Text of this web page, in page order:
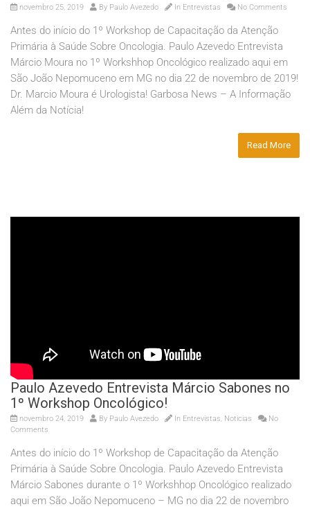
novembro 25, 2019 By Paulo Avezedo In Entrevistas No Comments
Antes do início do 1º Workshop de Capacitação da Atenção
Primária à Saúde Sobre Oncologia. Paulo Azevedo Entrevista
Márcio Moura no 1º Workshhop Oncológico realizado aqui em
São João Nepomuceno em MG no dia 22 de novembro de 2019!
Dr. Marcio Moura é Urologista! Garbosa News – A Informação
Além da Notícia!
Read More
Paulo Azevedo Entrevista Márcio Sabones no
1º Workshop Oncológico!
novembro 24, 2019 By Paulo Avezedo In Entrevistas Noticias
No
Comments
Antes do início do 1º Workshop de Capacitação da Atenção
Primária à Saúde Sobre Oncologia. Paulo Azevedo Entrevista
Márcio Sabones durante o 1º Workshhop Oncológico realizado
aqui em São João Nepomuceno – MG no dia 22 de novembro